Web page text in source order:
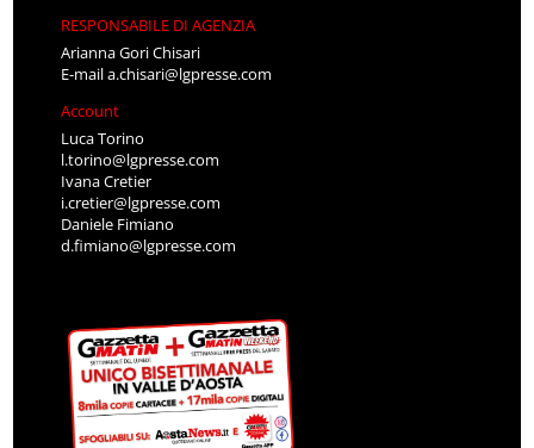
RESPONSABILE DI AGENZIA
Arianna Gori Chisari
E-maila.chisari@lgpresse.com
Account
Luca Torino
l.torino@lgpresse.com
Ivana Cretier
i.cretier@lgpresse.com
Daniele Fimiano
d.fimiano@lgpresse.com